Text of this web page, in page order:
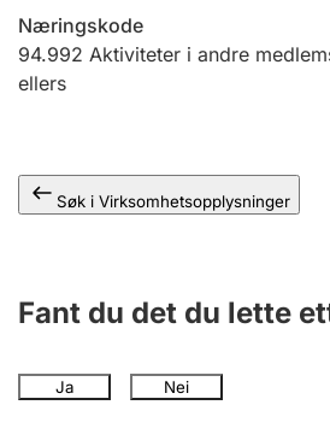
Andre tema
Næringskode
94.992 Aktiviteter i andre
ellers
Søk i Virksomhetsopplysninger
Fant du det du lette
Ja Nei